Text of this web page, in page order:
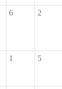
6 2
1 5